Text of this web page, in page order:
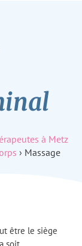
à Metz
› Massage
être le siège